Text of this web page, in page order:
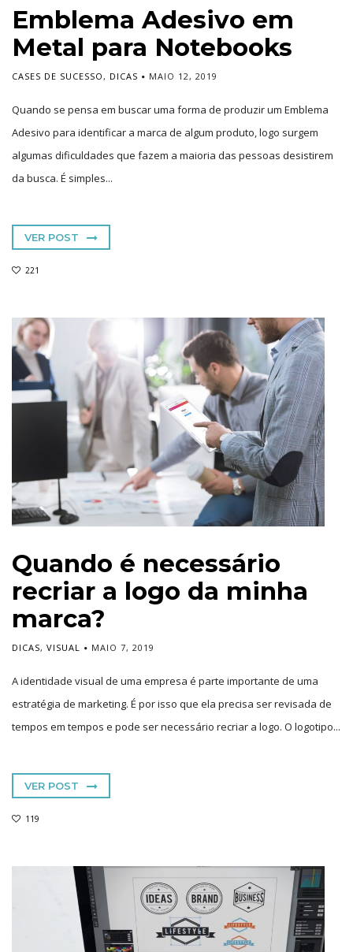
Emblema Adesivo em
Metal para Notebooks
CASES DE SUCESSO , DICAS MAIO 12, 2019
Quando se pensa em buscar uma forma de produzir um Emblema
Adesivo para identificar a marca de algum produto, logo surgem
algumas dificuldades que fazem a maioria das pessoas desistirem
da busca. É simples...
VER POST
221
Quando é necessário
recriar a logo da minha
marca?
DICAS, VISUAL MAIO 7, 2019
A identidade visual de uma empresa é parte importante de uma
estratégia de marketing. É por isso que ela precisa ser revisada de
tempos em tempos e pode ser necessário recriar a logo. O logotipo...
VER POST
119